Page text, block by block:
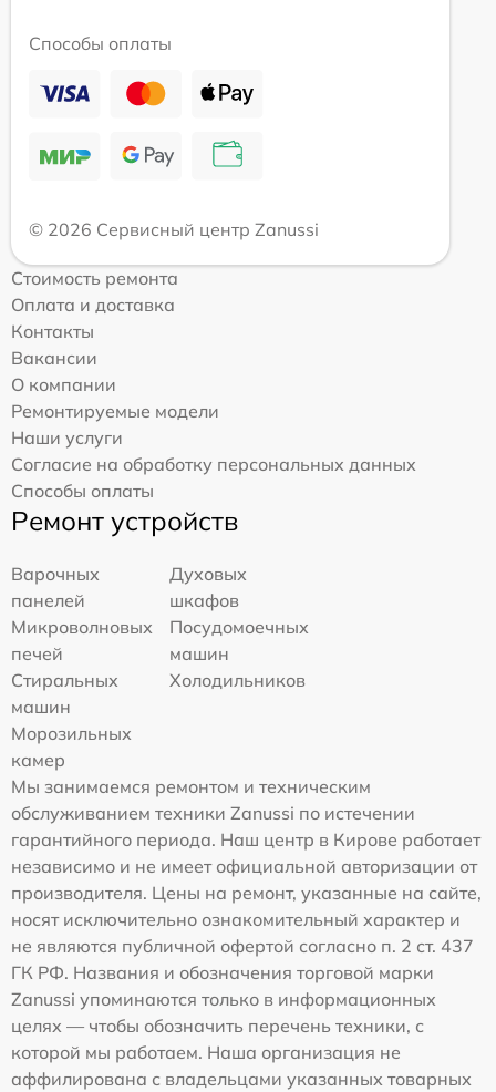
Способы оплаты
© 2026 Сервисный центр Zanussi
Стоимость ремонта
Оплата и доставка
Контакты
Вакансии
О компании
Ремонтируемые модели
Наши услуги
Согласие на обработку персональных данных
Способы оплаты
Ремонт устройств
Варочных
панелей
Духовых
шкафов
Микроволновых
печей
Посудомоечных
машин
Стиральных
машин
Холодильников
Морозильных
камер
Мы занимаемся ремонтом и техническим
обслуживанием техники Zanussi по истечении
гарантийного периода. Наш центр в Кирове работает
независимо и не имеет официальной авторизации от
производителя. Цены на ремонт, указанные на сайте,
носят исключительно ознакомительный характер и
не являются публичной офертой согласно п. 2 ст. 437
ГК РФ. Названия и обозначения торговой марки
Zanussi упоминаются только в информационных
целях — чтобы обозначить перечень техники, с
которой мы работаем. Наша организация не
аффилирована с владельцами указанных товарных